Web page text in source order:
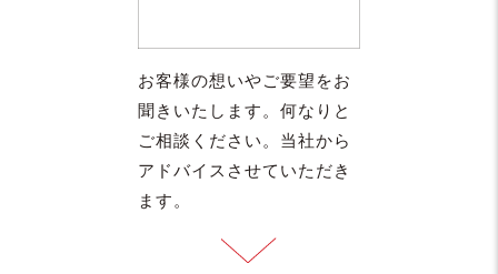
お客様の想いやご要望をお
聞きいたします。何なりと
ご相談ください。当社から
アドバイスさせていただき
ます。